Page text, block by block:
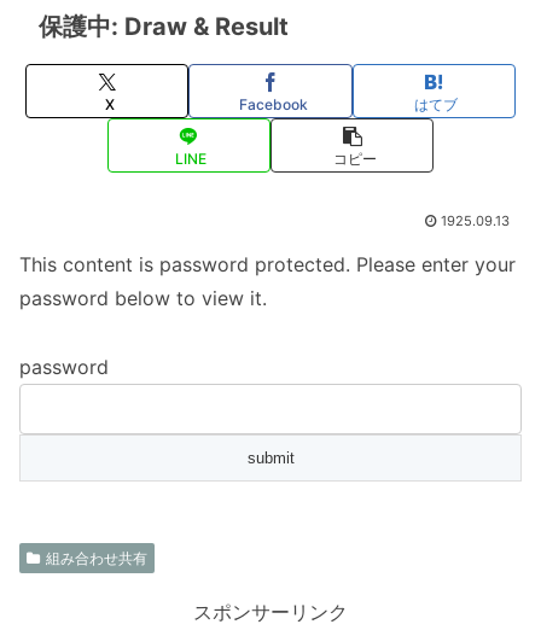
保護中: Draw & Result
X Facebook はてブ
LINE コピー
1925.09.13
This content is password protected. Please enter your
password below to view it.
password
組み合わせ共有
スポンサーリンク